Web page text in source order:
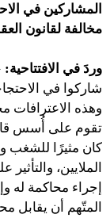
المشاركين في
مخالفة لقانون
وردَ في الافتتاحية:
شاركوا في
وهذه الاعترافات
تقوم على أُسس
كان مثيرًا للشغب
الملايين،
إجراء محاكمة له